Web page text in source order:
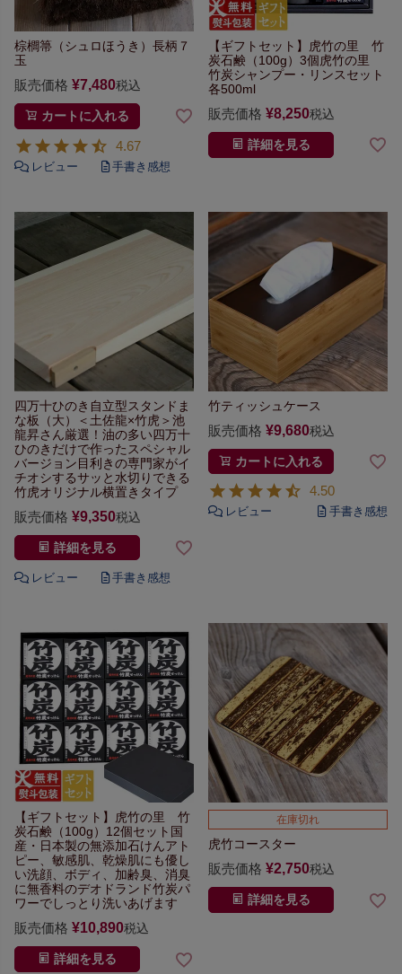
棕櫚箒（シュロほうき）長柄７
玉
販売価格 ¥7,480税込
カートに入れる
4.67
【ギフトセット】
虎竹の里 竹
炭石鹸（100g）3個虎竹の里
竹炭シャンプー・リンスセット
各500ml
販売価格 ¥8,250税込
詳細を見る
四万十ひのき自立型スタンドま
な板（大）
＜土佐龍×竹虎＞池
龍昇さん厳選！ 油の多い四万十
ひのきだけで作った スペシャル
バージョン目利きの専門家がイ
チオシするサッと水切りできる
竹虎オリジナル横置きタイプ
販売価格 ¥9,350税込
詳細を見る
竹ティッシュケース
販売価格 ¥9,680税込
カートに入れる
4.50
【ギフトセット】 虎竹の里 竹
炭石鹸（100g）12個セット 国
産・日本製の無添加石けんアト
ピー、敏感肌、乾燥肌にも優し
い洗顔、ボディ、加齢臭、 消臭
に無香料のデオドランド竹炭パ
ワーでしっとり洗いあげます
販売価格 ¥10,890税込
詳細を見る
在庫切れ
虎竹コースター
販売価格 ¥2,750税込
詳細を見る